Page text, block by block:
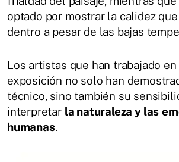
optado por mostrar la calidez
dentro a pesar de las bajas
Los artistas que han trabajado en
exposición no solo han
técnico, sino también su
interpretar la naturaleza y las
humanas.